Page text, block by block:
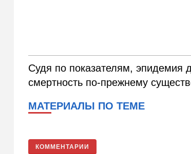
Судя по показателям, эпидемия
смертность по-прежнему
МАТЕРИАЛЫ ПО ТЕМЕ
КОММЕНТАРИИ